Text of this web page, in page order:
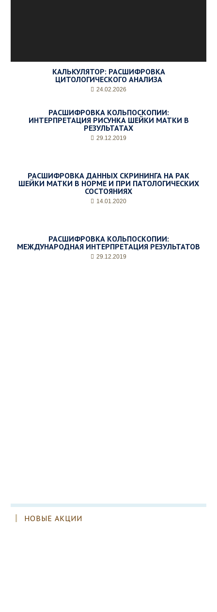
КАЛЬКУЛЯТОР: РАСШИФРОВКА
ЦИТОЛОГИЧЕСКОГО АНАЛИЗА
24.02.2026
РАСШИФРОВКА КОЛЬПОСКОПИИ:
ИНТЕРПРЕТАЦИЯ РИСУНКА ШЕЙКИ МАТКИ В
РЕЗУЛЬТАТАХ
29.12.2019
РАСШИФРОВКА ДАННЫХ СКРИНИНГА НА РАК
ШЕЙКИ МАТКИ В НОРМЕ И ПРИ ПАТОЛОГИЧЕСКИХ
СОСТОЯНИЯХ
14.01.2020
РАСШИФРОВКА КОЛЬПОСКОПИИ:
МЕЖДУНАРОДНАЯ ИНТЕРПРЕТАЦИЯ РЕЗУЛЬТАТОВ
29.12.2019
НОВЫЕ АКЦИИ